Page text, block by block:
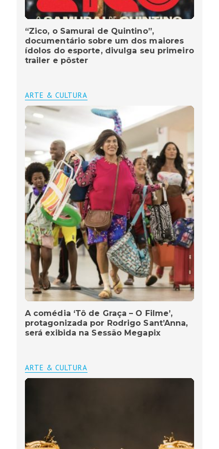
“Zico, o Samurai de Quintino”,
documentário sobre um dos maiores
ídolos do esporte, divulga seu primeiro
trailer e pôster
ARTE & CULTURA
A comédia ‘Tô de Graça – O Filme’,
protagonizada por Rodrigo Sant’Anna,
será exibida na Sessão Megapix
ARTE & CULTURA